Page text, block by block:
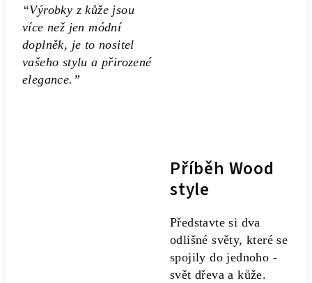
“Výrobky z kůže jsou
více než jen módní
doplněk, je to nositel
vašeho stylu a přirozené
elegance.”
Příběh Wood
style
Představte si dva
odlišné světy, které se
spojily do jednoho -
svět dřeva a kůže.